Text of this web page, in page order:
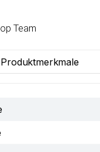
Team
Produktmerkmale